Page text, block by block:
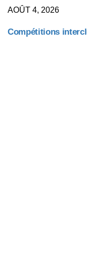
AOÛT 4, 2026
Compétitions